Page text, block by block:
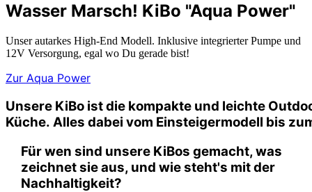
Wasser Marsch! KiBo "Aqua Power"
Unser autarkes High-End Modell. Inklusive integrierter Pumpe und
12V Versorgung, egal wo Du gerade bist!
Zur Aqua Power
Unsere KiBo istdie kompakte und leichte
Küche. Alles dabei vom Einsteigermodell bis
Für wen sind unsere KiBos gemacht, was
zeichnet sie aus, und wie steht's mit der
Nachhaltigkeit?